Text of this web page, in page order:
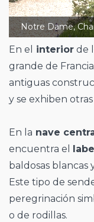
Notre Dame,
En el interior de
grande de
antiguas
y se exhiben otras
En la nave
encuentra el
baldosas
Este tipo de
peregrinación
o de rodillas.